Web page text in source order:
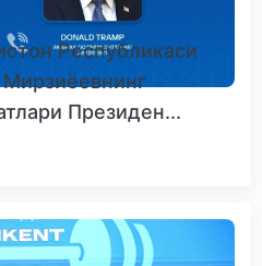
Республикаси
Президен...